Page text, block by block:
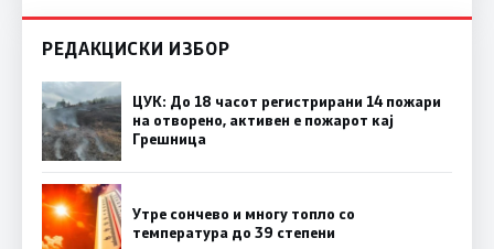
РЕДАКЦИСКИ ИЗБОР
ЦУК: До 18 часот регистрирани 14 пожари
на отворено, активен е пожарот кај
Грешница
Утре сончево и многу топло со
температура до 39 степени